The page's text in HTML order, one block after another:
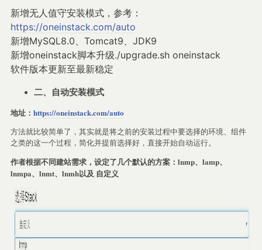
新增无人值守安装模式，参考：
https://oneinstack.com/auto
新增MySQL8.0、Tomcat9、JDK9
新增oneinstack脚本升级./upgrade.sh oneinstack
软件版本更新至最新稳定
二、自动安装模式
地址： https://oneinstack.com/auto
方法就比较简单了，其实就是将之前的安装过程中要选择的环境、组件
之类的这一个过程，简化并提前选择好，直接开始自动运行。
作者根据不同建站需求，设定了几个默认的方案：lnmp、lamp、
lnmpa、lnmt、lnmh以及 自定义